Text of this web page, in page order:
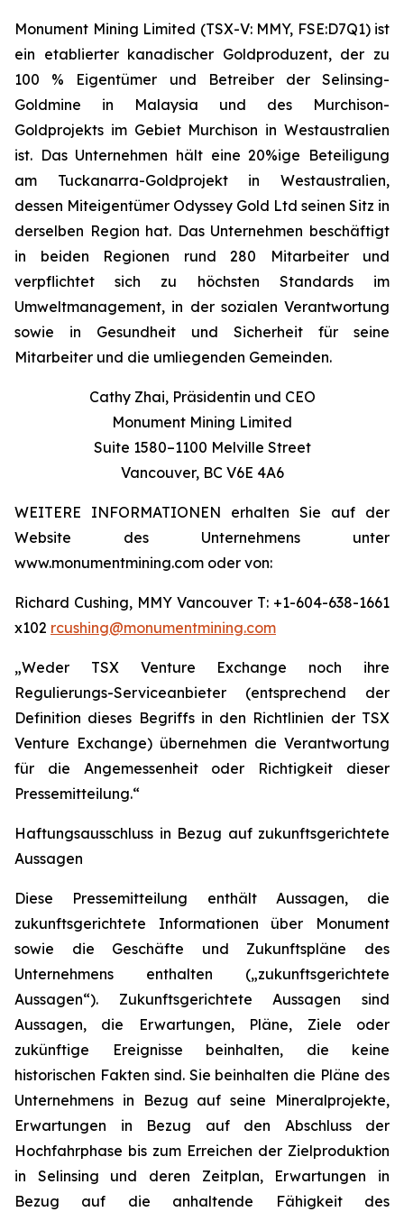
Monument Mining Limited (TSX-V: MMY, FSE:D7Q1) ist
ein etablierter kanadischer Goldproduzent, der zu
100 % Eigentümer und Betreiber der Selinsing-
Goldmine in Malaysia und des Murchison-
Goldprojekts im Gebiet Murchison in Westaustralien
ist. Das Unternehmen hält eine 20%ige Beteiligung
am Tuckanarra-Goldprojekt in Westaustralien,
dessen Miteigentümer Odyssey Gold Ltd seinen Sitz in
derselben Region hat. Das Unternehmen beschäftigt
in beiden Regionen rund 280 Mitarbeiter und
verpflichtet sich zu höchsten Standards im
Umweltmanagement, in der sozialen Verantwortung
sowie in Gesundheit und Sicherheit für seine
Mitarbeiter und die umliegenden Gemeinden.
Cathy Zhai, Präsidentin und CEO
Monument Mining Limited
Suite 1580–1100 Melville Street
Vancouver, BC V6E 4A6
WEITERE INFORMATIONEN erhalten Sie auf der
Website des Unternehmens unter
www.monumentmining.com oder von:
Richard Cushing, MMY Vancouver T: +1-604-638-1661
x102 rcushing@monumentmining.com
„Weder TSX Venture Exchange noch ihre
Regulierungs-Serviceanbieter (entsprechend der
Definition dieses Begriffs in den Richtlinien der TSX
Venture Exchange) übernehmen die Verantwortung
für die Angemessenheit oder Richtigkeit dieser
Pressemitteilung.“
Haftungsausschluss in Bezug auf zukunftsgerichtete
Aussagen
Diese Pressemitteilung enthält Aussagen, die
zukunftsgerichtete Informationen über Monument
sowie die Geschäfte und Zukunftspläne des
Unternehmens enthalten („zukunftsgerichtete
Aussagen“). Zukunftsgerichtete Aussagen sind
Aussagen, die Erwartungen, Pläne, Ziele oder
zukünftige Ereignisse beinhalten, die keine
historischen Fakten sind. Sie beinhalten die Pläne des
Unternehmens in Bezug auf seine Mineralprojekte,
Erwartungen in Bezug auf den Abschluss der
Hochfahrphase bis zum Erreichen der Zielproduktion
in Selinsing und deren Zeitplan, Erwartungen in
Bezug auf die anhaltende Fähigkeit des